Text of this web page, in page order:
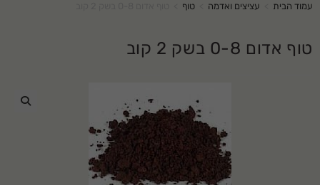
עמוד הבית עציצים ואדמה טוף
טוף אדום 0-8 בשק 2 קוב